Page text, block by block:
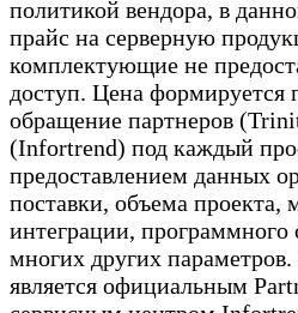
политикой вендора, в
прайс на серверную
комплектующие не
доступ. Цена формируется
обращение партнеров
(Infortrend) под каждый
предоставлением данных
поставки, объема проекта,
интеграции,
многих других
является официальным